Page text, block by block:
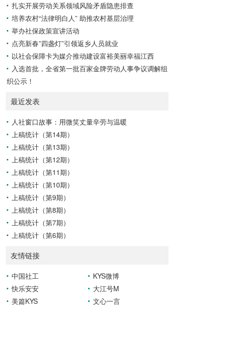
扎实开展劳动关系领域风险矛盾隐患排查
培养农村“法律明白人” 助推农村基层治理
举办社保政策宣讲活动
点亮新春”四盏灯”引领返乡人员就业
以社会保障卡为媒介推动建设富裕美丽幸福江西
入选首批，全省第一批百家金牌劳动人事争议调解组
织公示！
最近发表
人社窗口故事：用微笑丈量辛劳与温暖
上稿统计（第14期）
上稿统计（第13期）
上稿统计（第12期）
上稿统计（第11期）
上稿统计（第10期）
上稿统计（第9期）
上稿统计（第8期）
上稿统计（第7期）
上稿统计（第6期）
友情链接
中国社工
KYS微博
快乐安安
大江号M
美篇KYS
文心一言